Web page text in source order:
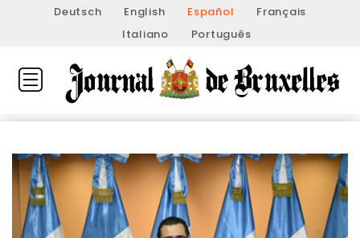
Deutsch English Español
Français
Italiano
Português